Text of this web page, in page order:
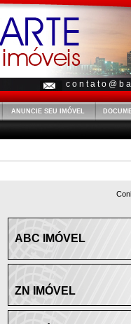
c o n t a t o @ b
ANUNCIE SEU IMÓVEL
ABC IMÓVEL
ZN IMÓVEL